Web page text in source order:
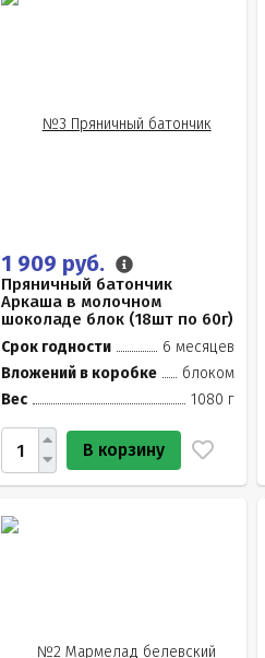
1 909 руб.
Пряничный батончик
Аркаша в молочном
шоколаде блок (18шт по 60г)
Срок годности
6 месяцев
Вложений в коробке
блоком
Вес
1080 г
В корзину